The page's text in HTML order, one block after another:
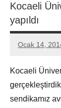
Kocaeli
yapıldı
Ocak 14,
Aksu
Kocaeli
sendikamız